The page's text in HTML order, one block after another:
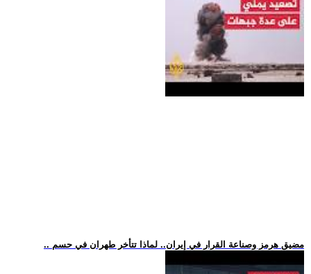
.. مضيق هرمز وصناعة القرار في إيران.. لماذا تتأخر طهران في حسم